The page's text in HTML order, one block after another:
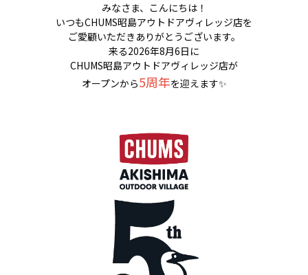
みなさま、こんにちは！
いつもCHUMS昭島アウトドアヴィレッジ店を
ご愛顧いただきありがとうございます。
来る2026年8月6日に
CHUMS昭島アウトドアヴィレッジ店が
オープンから5周年を迎えます✨